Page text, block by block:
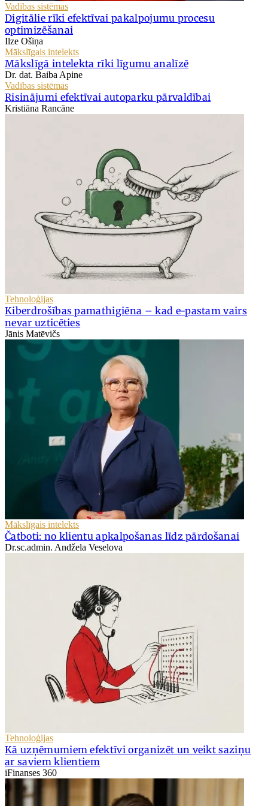
Vadības sistēmas
Digitālie rīki efektīvai pakalpojumu procesu
optimizēšanai
Ilze Ošiņa
Mākslīgais intelekts
Mākslīgā intelekta rīki līgumu analīzē
Dr. dat. Baiba Apine
Vadības sistēmas
Risinājumi efektīvai autoparku pārvaldībai
Kristiāna Rancāne
Tehnoloģijas
Kiberdrošības pamathigiēna – kad e-pastam vairs
nevar uzticēties
Jānis Matēvičs
Mākslīgais intelekts
Čatboti: no klientu apkalpošanas līdz pārdošanai
Dr.sc.admin. Andžela Veselova
Tehnoloģijas
Kā uzņēmumiem efektīvi organizēt un veikt saziņu
ar saviem klientiem
iFinanses 360